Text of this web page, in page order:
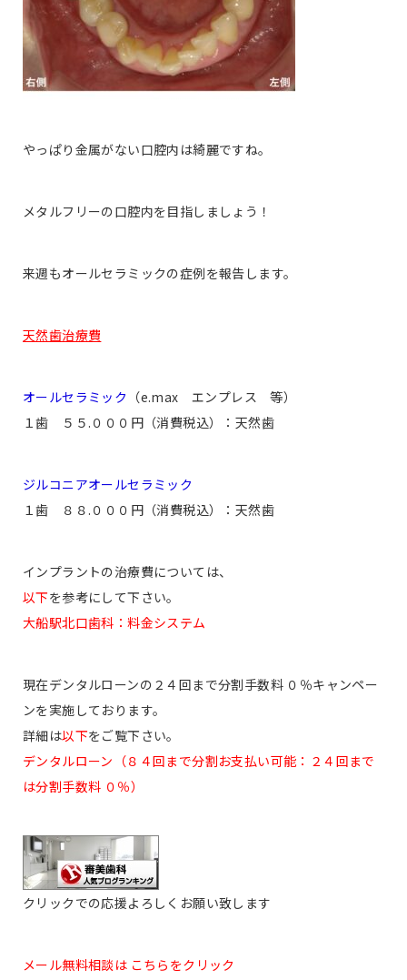
やっぱり金属がない口腔内は綺麗ですね。
メタルフリーの口腔内を目指しましょう！
来週もオールセラミックの症例を報告します。
天然歯治療費
オールセラミック （e.max エンプレス 等）
１歯 ５５.０００円（消費税込）：天然歯
ジルコニアオールセラミック
１歯 ８８.０００円（消費税込）：天然歯
インプラントの治療費については、
以下を参考にして下さい。
大船駅北口歯科：料金システム
現在デンタルローンの２４回まで分割手数料 ０％キャンペー
ンを実施しております。
詳細は以下をご覧下さい。
デンタルローン（８４回まで分割お支払い可能：２４回まで
は分割手数料 ０％）
クリックでの応援よろしくお願い致します
メール無料相談は こちらをクリック